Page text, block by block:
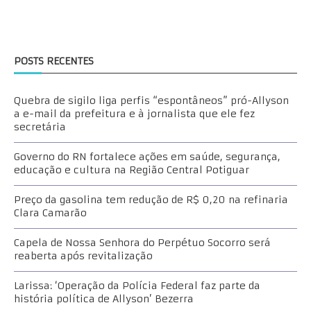
POSTS RECENTES
Quebra de sigilo liga perfis “espontâneos” pró-Allyson
a e-mail da prefeitura e à jornalista que ele fez
secretária
Governo do RN fortalece ações em saúde, segurança,
educação e cultura na Região Central Potiguar
Preço da gasolina tem redução de R$ 0,20 na refinaria
Clara Camarão
Capela de Nossa Senhora do Perpétuo Socorro será
reaberta após revitalização
Larissa: ‘Operação da Polícia Federal faz parte da
história política de Allyson’ Bezerra